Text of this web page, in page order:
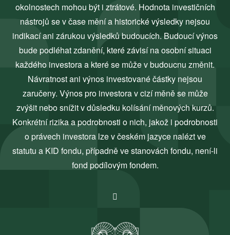
okolnostech mohou být i ztrátové. Hodnota investičních
nástrojů se v čase mění a historické výsledky nejsou
indikací ani zárukou výsledků budoucích. Budoucí výnos
bude podléhat zdanění, které závisí na osobní situaci
každého investora a které se může v budoucnu změnit.
Návratnost ani výnos investované částky nejsou
zaručeny. Výnos pro investora v cizí měně se může
zvýšit nebo snížit v důsledku kolísání měnových kurzů.
Konkrétní rizika a podrobnosti o nich, jakož i podrobnosti
o právech investora lze v českém jazyce nalézt ve
statutu a KID fondu, případně ve stanovách fondu, není-li
fond podílovým fondem.